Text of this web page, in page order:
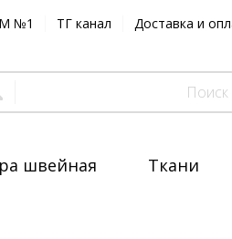
№1 ТГ канал Доставка и
швейная Ткани